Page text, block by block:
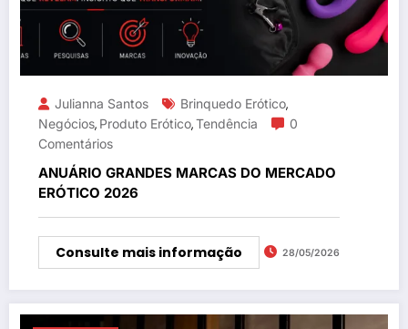
Julianna Santos Brinquedo Erótico,
Negócios, Produto Erótico,Tendência
0
Comentários
ANUÁRIO GRANDES MARCAS DO MERCADO
ERÓTICO 2026
Consulte mais informação 28/05/2026